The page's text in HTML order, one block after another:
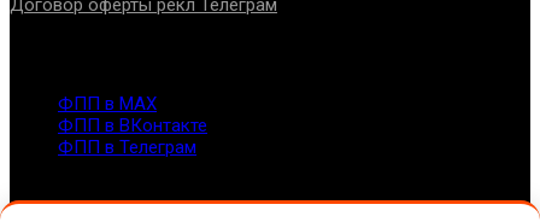
Договор оферты рекл Телеграм
ФПП в МАХ
ФПП в ВКонтакте
ФПП в Телеграм